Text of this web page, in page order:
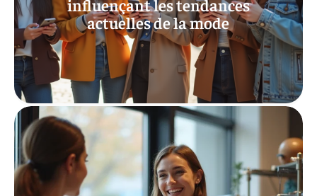
influençant les tendances
actuelles de la mode